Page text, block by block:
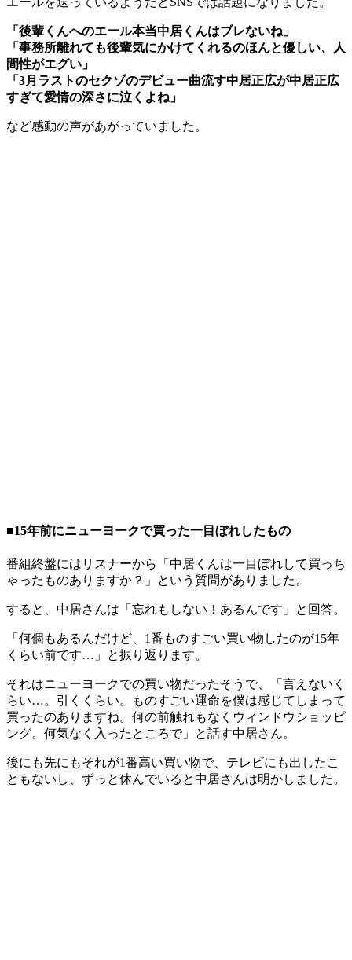
「後輩くんへのエール本当中居くんはブレないね」
「事務所離れても後輩気にかけてくれるのほんと優しい、人
間性がエグい」
「3月ラストのセクゾのデビュー曲流す中居正広が中居正広
すぎて愛情の深さに泣くよね」
など感動の声があがっていました。
■15年前にニューヨークで買った一目ぼれしたもの
番組終盤にはリスナーから「中居くんは一目ぼれして買っち
ゃったものありますか？」という質問がありました。
すると、中居さんは「忘れもしない！あるんです」と回答。
「何個もあるんだけど、1番ものすごい買い物したのが15年
くらい前です…」と振り返ります。
それはニューヨークでの買い物だったそうで、「言えないく
らい…。引くくらい。ものすごい運命を僕は感じてしまって
買ったのありますね。何の前触れもなくウィンドウショッピ
ング。何気なく入ったところで」と話す中居さん。
後にも先にもそれが1番高い買い物で、テレビにも出したこ
ともないし、ずっと休んでいると中居さんは明かしました。